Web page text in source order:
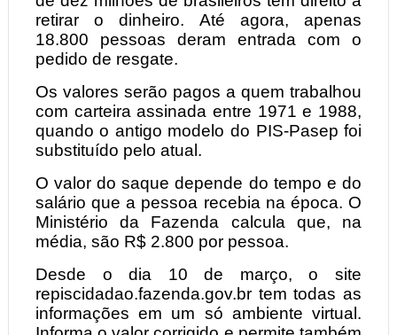
retirar o dinheiro. Até agora, apenas
18.800 pessoas deram entrada com o
pedido de resgate.
Os valores serão pagos a quem trabalhou
com carteira assinada entre 1971 e 1988,
quando o antigo modelo do PIS-Pasep foi
substituído pelo atual.
O valor do saque depende do tempo e do
salário que a pessoa recebia na época. O
Ministério da Fazenda calcula que, na
média, são R$ 2.800 por pessoa.
Desde o dia 10 de março, o site
repiscidadao.fazenda.gov.br tem todas as
informações em um só ambiente virtual.